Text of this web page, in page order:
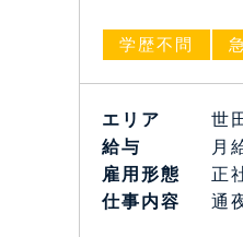
学歴不問
エリア
世
給与
月
雇⽤形態
正
仕事内容
通